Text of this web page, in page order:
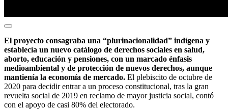
El proyecto consagraba una “plurinacionalidad” indígena y
establecía un nuevo catálogo de derechos sociales en salud,
aborto, educación y pensiones, con un marcado énfasis
medioambiental y de protección de nuevos derechos, aunque
mantienía la economía de mercado. El plebiscito de octubre de
2020 para decidir entrar a un proceso constitucional, tras la gran
revuelta social de 2019 en reclamo de mayor justicia social, contó
con el apoyo de casi 80% del electorado.